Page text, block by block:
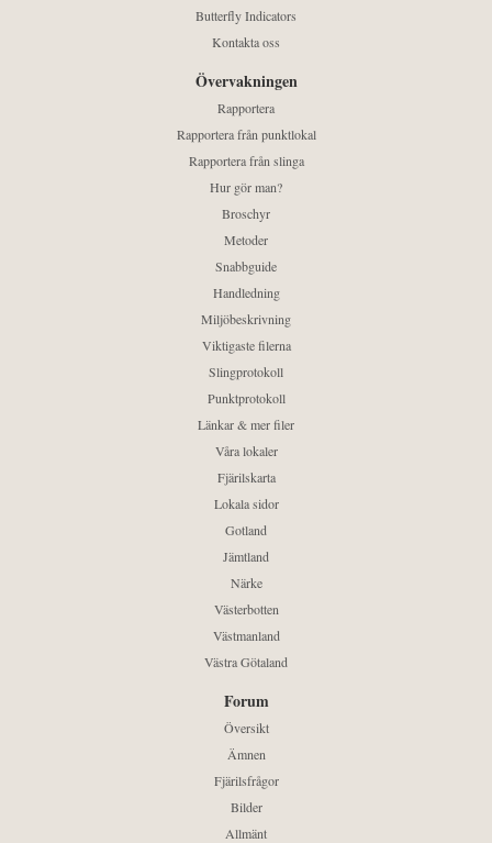
Butterfly Indicators
Kontakta oss
Övervakningen
Rapportera
Rapportera från punktlokal
Rapportera från slinga
Hur gör man?
Broschyr
Metoder
Snabbguide
Handledning
Miljöbeskrivning
Viktigaste filerna
Slingprotokoll
Punktprotokoll
Länkar & mer filer
Våra lokaler
Fjärilskarta
Lokala sidor
Gotland
Jämtland
Närke
Västerbotten
Västmanland
Västra Götaland
Forum
Översikt
Ämnen
Fjärilsfrågor
Bilder
Allmänt